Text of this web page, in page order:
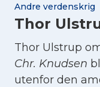
Andre verdenskrig
Thor
Thor Ulstrup
Chr. Knudsen
utenfor den